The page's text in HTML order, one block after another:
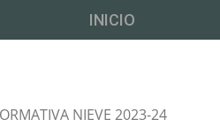
INICIO
NIEVE 2023-24